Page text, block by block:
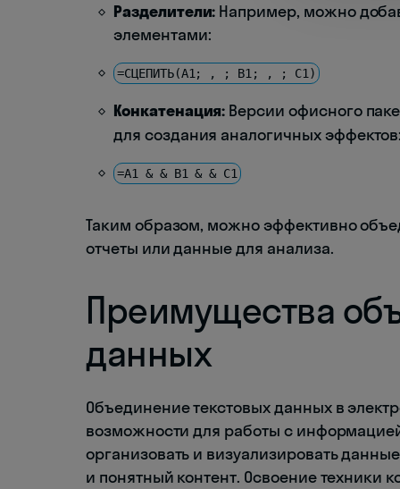
Разделители: Например, можно
элементами:
=СЦЕПИТЬ(A1; , ; B1; , ; C1)
Конкатенация: Версии офисного
для создания аналогичных
=A1 & & B1 & & C1
Таким образом, можно эффективно
отчеты или данные для анализа.
Преимущества
данных
Объединение текстовых данных в
возможности для работы с
организовать и визуализировать
и понятный контент. Освоение техники